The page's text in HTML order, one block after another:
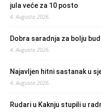
jula veće za 10 posto
4. Augusta 2026.
Dobra saradnja za bolju
4. Augusta 2026.
Najavljen hitni sastanak u
4. Augusta 2026.
Rudari u Kaknju stupili u